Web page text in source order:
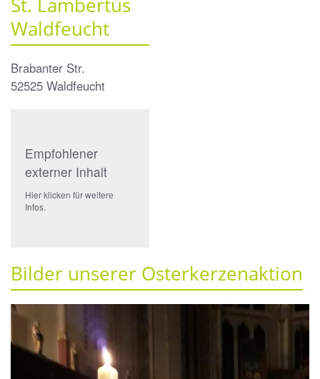
Waldfeucht
Brabanter Str.
52525 Waldfeucht
Empfohlener
externer Inhalt
Hier klicken für weitere
Infos.
Bilder unserer Osterkerzenaktion